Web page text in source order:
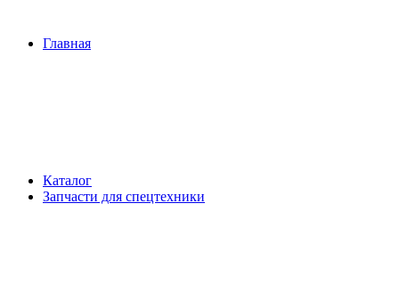
Главная
Каталог
Запчасти для спецтехники